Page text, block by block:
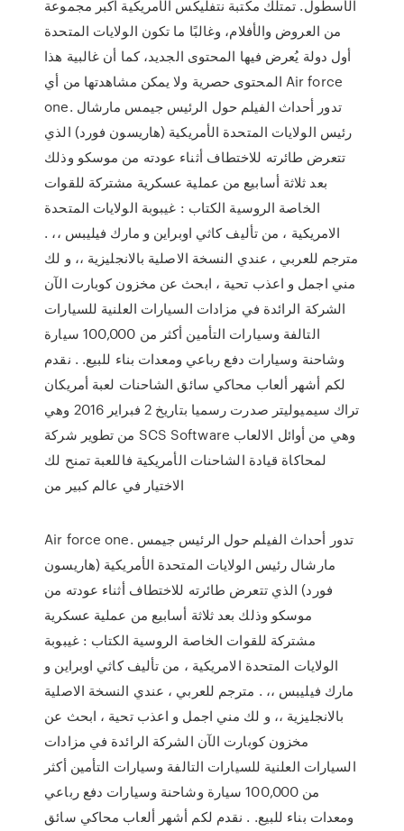
الأسطول. تمتلك مكتبة نتفليكس الأمريكية أكبر مجموعة
من العروض والأفلام، وغالبًا ما تكون الولايات المتحدة
أول دولة يُعرض فيها المحتوى الجديد، كما أن غالبية هذا
المحتوى حصرية ولا يمكن مشاهدتها من أي Air force
one. تدور أحداث الفيلم حول الرئيس جيمس مارشال
رئيس الولايات المتحدة الأمريكية (هاريسون فورد) الذي
تتعرض طائرته للاختطاف أثناء عودته من موسكو وذلك
بعد ثلاثة أسابيع من عملية عسكرية مشتركة للقوات
الخاصة الروسية الكتاب : غيبوبة الولايات المتحدة
الامريكية ، من تأليف كاثي اوبراين و مارك فيليبس ،، .
مترجم للعربي ، عندي النسخة الاصلية بالانجليزية ،، و لك
مني اجمل و اعذب تحية ، ابحث عن مخزون كوبارت الآن
الشركة الرائدة في مزادات السيارات العلنية للسيارات
التالفة وسيارات التأمين أكثر من 100,000 سيارة
وشاحنة وسيارات دفع رباعي ومعدات بناء للبيع. . نقدم
لكم أشهر ألعاب محاكي سائق الشاحنات لعبة أمريكان
تراك سيميوليتر صدرت رسميا بتاريخ 2 فبراير 2016 وهي
من تطوير شركة SCS Software وهي من أوائل الالعاب
لمحاكاة قيادة الشاحنات الأمريكية فاللعبة تمنح لك
الاختيار في عالم كبير من
Air force one. تدور أحداث الفيلم حول الرئيس جيمس
مارشال رئيس الولايات المتحدة الأمريكية (هاريسون
فورد) الذي تتعرض طائرته للاختطاف أثناء عودته من
موسكو وذلك بعد ثلاثة أسابيع من عملية عسكرية
مشتركة للقوات الخاصة الروسية الكتاب : غيبوبة
الولايات المتحدة الامريكية ، من تأليف كاثي اوبراين و
مارك فيليبس ،، . مترجم للعربي ، عندي النسخة الاصلية
بالانجليزية ،، و لك مني اجمل و اعذب تحية ، ابحث عن
مخزون كوبارت الآن الشركة الرائدة في مزادات
السيارات العلنية للسيارات التالفة وسيارات التأمين أكثر
من 100,000 سيارة وشاحنة وسيارات دفع رباعي
ومعدات بناء للبيع. . نقدم لكم أشهر ألعاب محاكي سائق